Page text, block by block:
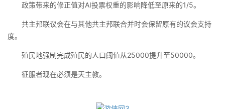
政策带来的修正值对AI投票权重的影响降低至原来的1/5。
共主邦联议会在与其他共主邦联合并时会保留原有的议会支持
度。
殖民地强制完成殖民的人口阈值从25000提升至50000。
征服者现在必须是天主教。